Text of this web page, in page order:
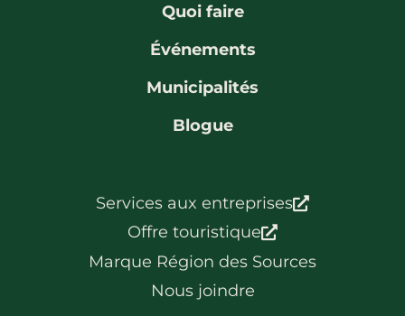
Quoi faire
Événements
Municipalités
Blogue
Services aux entreprises
Offre touristique
Marque Région des Sources
Nous joindre